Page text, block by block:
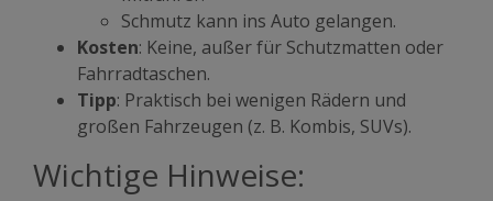
Schmutz kann ins Auto gelangen.
Kosten: Keine, außer für Schutzmatten oder
Fahrradtaschen.
Tipp: Praktisch bei wenigen Rädern und
großen Fahrzeugen (z. B. Kombis, SUVs).
Wichtige Hinweise: